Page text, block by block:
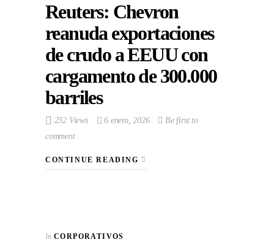
Reuters: Chevron
reanuda exportaciones
de crudo a EEUU con
cargamento de 300.000
barriles
232 Views 6 enero, 2026
Be first to
comment
CONTINUE READING
In CORPORATIVOS